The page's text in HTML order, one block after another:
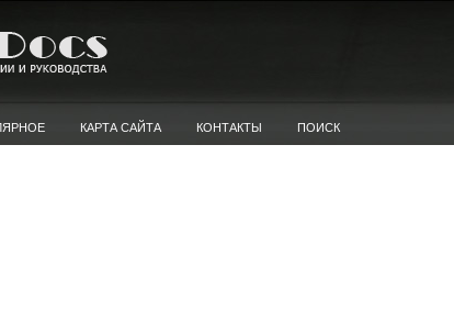
КАРТА САЙТА КОНТАКТЫ ПОИСК